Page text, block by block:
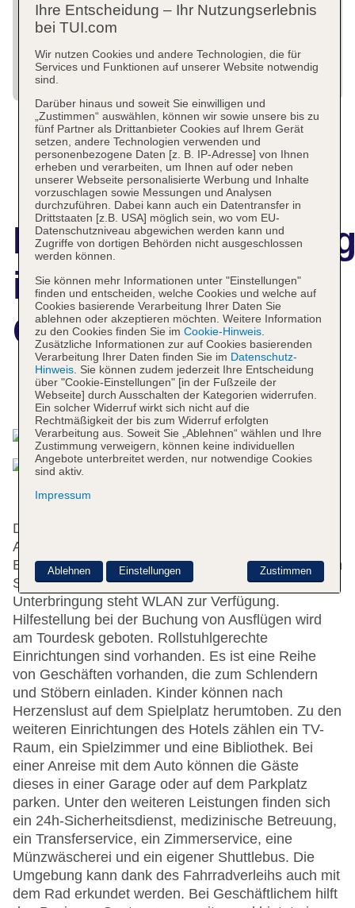
ibis Styles Paris
Cadet Lafayette
Das bietet Ihre Unterkunft
Das Hotel bietet 46 Zimmer und verfügt über einen
Aufzug. Die Rezeption ist rund um die Uhr besetzt.
Eine Garderobe, eine Gepäckaufbewahrung und ein
Safe gehören zur Einrichtung des Hauses. In der
Unterbringung steht WLAN zur Verfügung.
Hilfestellung bei der Buchung von Ausflügen wird
am Tourdesk geboten. Rollstuhlgerechte
Einrichtungen sind vorhanden. Es ist eine Reihe
von Geschäften vorhanden, die zum Schlendern
und Stöbern einladen. Kinder können nach
Herzenslust auf dem Spielplatz herumtoben. Zu den
weiteren Einrichtungen des Hotels zählen ein TV-
Raum, ein Spielzimmer und eine Bibliothek. Bei
einer Anreise mit dem Auto können die Gäste
dieses in einer Garage oder auf dem Parkplatz
parken. Unter den weiteren Leistungen finden sich
ein 24h-Sicherheitsdienst, medizinische Betreuung,
ein Transferservice, ein Zimmerservice, eine
Münzwäscherei und ein eigener Shuttlebus. Die
Umgebung kann dank des Fahrradverleihs auch mit
dem Rad erkundet werden. Bei Geschäftlichem hilft
Ihre Entscheidung – Ihr Nutzungserlebnis
bei TUI.com
Wir nutzen Cookies und andere Technologien, die für
Services und Funktionen auf unserer Website notwendig
sind.
Darüber hinaus und soweit Sie einwilligen und
„Zustimmen“ auswählen, können wir sowie unsere bis zu
fünf Partner als Drittanbieter Cookies auf Ihrem Gerät
setzen, andere Technologien verwenden und
personenbezogene Daten [z. B. IP-Adresse] von Ihnen
erheben und verarbeiten, um Ihnen auf oder neben
unserer Webseite personalisierte Werbung und Inhalte
vorzuschlagen sowie Messungen und Analysen
durchzuführen. Dabei kann auch ein Datentransfer in
Drittstaaten [z.B. USA] möglich sein, wo vom EU-
Datenschutzniveau abgewichen werden kann und
Zugriffe von dortigen Behörden nicht ausgeschlossen
werden können.
Sie können mehr Informationen unter "Einstellungen"
finden und entscheiden, welche Cookies und welche auf
Cookies basierende Verarbeitung Ihrer Daten Sie
ablehnen oder akzeptieren möchten. Weitere Information
zu den Cookies finden Sie im Cookie-Hinweis.
Zusätzliche Informationen zur auf Cookies basierenden
Verarbeitung Ihrer Daten finden Sie im Datenschutz-
Hinweis. Sie können zudem jederzeit Ihre Entscheidung
über "Cookie-Einstellungen" [in der Fußzeile der
Webseite] durch Ausschalten der Kategorien widerrufen.
Ein solcher Widerruf wirkt sich nicht auf die
Rechtmäßigkeit der bis zum Widerruf erfolgten
Verarbeitung aus. Soweit Sie „Ablehnen“ wählen und Ihre
Zustimmung verweigern, können keine individuellen
Angebote unterbreitet werden, nur notwendige Cookies
sind aktiv.
Impressum
Zustimmen
Ablehnen Einstellungen